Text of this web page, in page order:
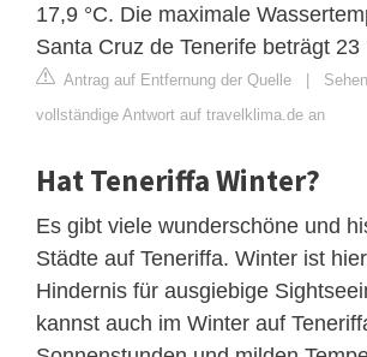
17,9 °C. Die maximale
Santa Cruz de Tenerife beträgt 23
Antrag auf Entfernung der Quelle |
vollständige Antwort auf travelklima.de an
Hat Teneriffa Winter?
Es gibt viele wunderschöne und
Städte auf Teneriffa. Winter ist
Hindernis für ausgiebige
kannst auch im Winter auf